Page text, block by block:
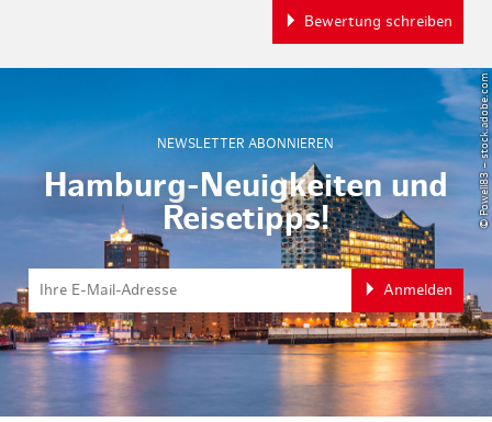
Bewertung schreiben
NEWSLETTER ABONNIEREN
Hamburg-Neuigkeiten und
Reisetipps!
Anmelden
© Powell83 – stock.adobe.com